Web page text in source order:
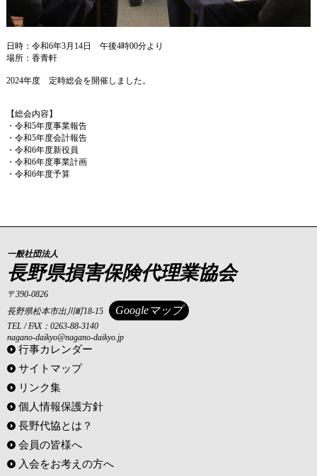
日時：令和6年3月14日 午後4時00分より
場所：香青軒
2024年度 定時総会を開催しました。
【総会内容】
・令和5年度事業報告
・令和5年度会計報告
・令和6年度新役員
・令和6年度事業計画
・令和6年度予算
一般社団法人
長野県損害保険代理業協会
〒390-0826
長野県松本市出川町18-15
Googleマップ
TEL / FAX：0263-88-3140
nagano-daikyo@nagano-daikyo.jp
行事カレンダー
サイトマップ
リンク集
個人情報保護方針
長野代協とは？
会員の皆様へ
入会をお考えの方へ